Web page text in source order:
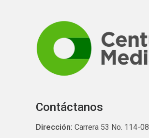
Contáctanos
Dirección: Carrera 53 No. 114-08